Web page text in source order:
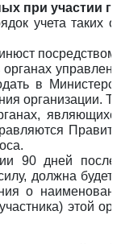
при участии
учета таких
в
организации.
90 дней
должна
о
этой